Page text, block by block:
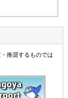
推奨するものでは